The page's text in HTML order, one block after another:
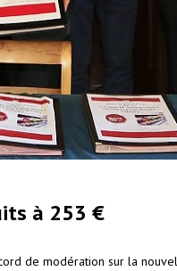
à 253 €
de modération sur la